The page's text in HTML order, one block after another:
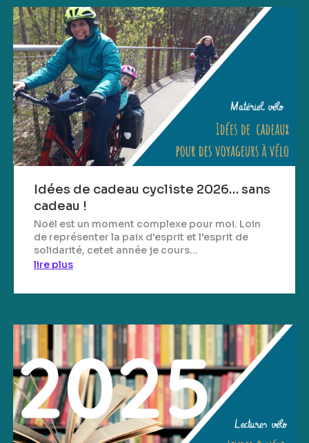
Idées de cadeau cycliste 2026… sans
cadeau !
Noël est un moment complexe pour moi. Loin
de représenter la paix d'esprit et l'esprit de
solidarité, cetet année je cours...
lire plus